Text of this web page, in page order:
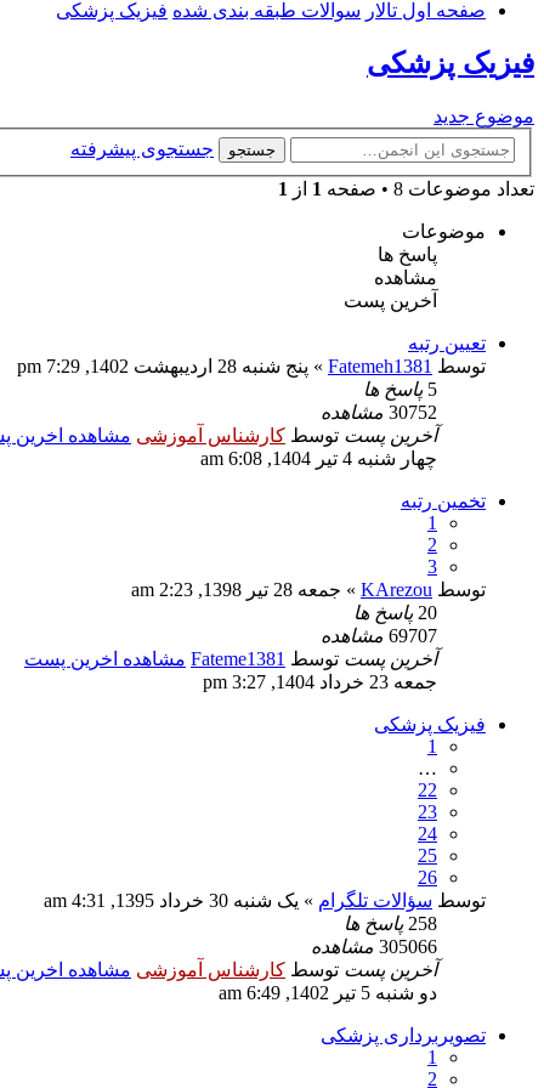
صفحه اول تالار سوالات طبقه بندی شده فیزیک پزشکی
فیزیک پزشکی
موضوع جدید
جستجو
جستجوی پیشرفته
تعداد موضوعات 8 • صفحه
1 از 1
موضوعات
پاسخ ها
مشاهده
آخرین پست
تعیین رتبه
توسط Fatemeh1381 » پنج شنبه 28 اردیبهشت 1402, 7:29 pm
5 پاسخ ها
30752 مشاهده
آخرین پست توسط کارشناس آموزشی مشاهده اخرین
چهار شنبه 4 تیر 1404, 6:08 am
تخمین رتبه
1
2
3
توسط KArezou » جمعه 28 تیر 1398, 2:23 am
20 پاسخ ها
69707 مشاهده
آخرین پست توسط Fateme1381 مشاهده اخرین پست
جمعه 23 خرداد 1404, 3:27 pm
فیزیک پزشکی
1
…
22
23
24
25
26
توسط سؤالات تلگرام » یک شنبه 30 خرداد 1395, 4:31 am
258 پاسخ ها
305066 مشاهده
آخرین پست توسط کارشناس آموزشی مشاهده اخرین
دو شنبه 5 تیر 1402, 6:49 am
تصویربرداری پزشکی
1
2